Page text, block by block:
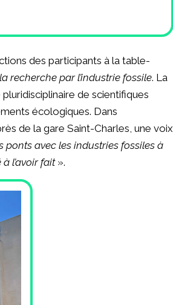
des participants à la table-
recherche par l’industrie fossile. La
pluridisciplinaire de scientifiques
écologiques. Dans
de la gare Saint-Charles, une voix
ponts avec les industries fossiles à
l’avoir fait».